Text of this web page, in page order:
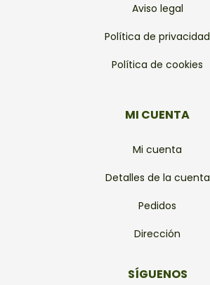
Aviso legal
Política de privacidad
Política de cookies
MI CUENTA
Mi cuenta
Detalles de la cuenta
Pedidos
Dirección
SÍGUENOS